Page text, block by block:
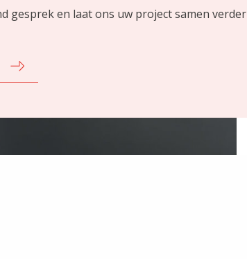
gesprek en laat ons uw project samen verder